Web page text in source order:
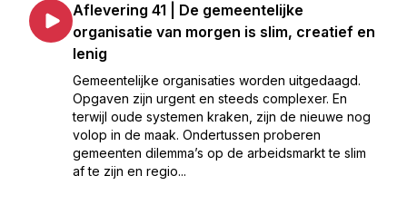
Aflevering 41 | De gemeentelijke
organisatie van morgen is slim, creatief en
lenig
Gemeentelijke organisaties worden uitgedaagd.
Opgaven zijn urgent en steeds complexer. En
terwijl oude systemen kraken, zijn de nieuwe nog
volop in de maak. Ondertussen proberen
gemeenten dilemma’s op de arbeidsmarkt te slim
af te zijn en regio...